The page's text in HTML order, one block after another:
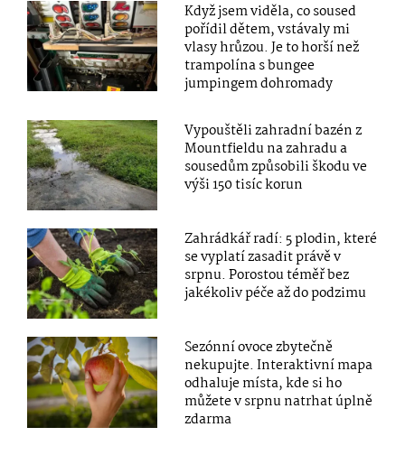
Když jsem viděla, co soused
pořídil dětem, vstávaly mi
vlasy hrůzou. Je to horší než
trampolína s bungee
jumpingem dohromady
Vypouštěli zahradní bazén z
Mountfieldu na zahradu a
sousedům způsobili škodu ve
výši 150 tisíc korun
Zahrádkář radí: 5 plodin, které
se vyplatí zasadit právě v
srpnu. Porostou téměř bez
jakékoliv péče až do podzimu
Sezónní ovoce zbytečně
nekupujte. Interaktivní mapa
odhaluje místa, kde si ho
můžete v srpnu natrhat úplně
zdarma